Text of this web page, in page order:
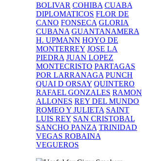
BOLIVAR COHIBA CUABA
DIPLOMATICOS FLOR DE
CANO FONSECA GLORIA
CUBANA GUANTANAMERA
H. UPMANN HOYO DE
MONTERREY JOSE LA
PIEDRA JUAN LOPEZ
MONTECRISTO PARTAGAS
POR LARRANAGA PUNCH
QUAI D ORSAY QUINTERO
RAFAEL GONZALES RAMON
ALLONES REY DEL MUNDO
ROMEO Y JULIETA SAINT
LUIS REY SAN CRISTOBAL
SANCHO PANZA TRINIDAD
VEGAS ROBAINA
VEGUEROS